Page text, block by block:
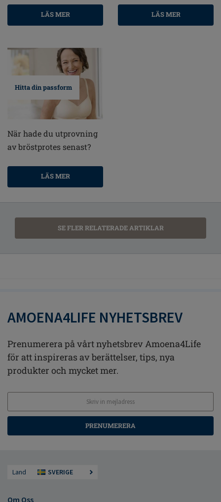
LÄS MER LÄS MER
Hitta din passform
När hade du utprovning
av bröstprotes senast?
LÄS MER
SE FLER RELATERADE ARTIKLAR
AMOENA4LIFE NYHETSBREV
Prenumerera på vårt nyhetsbrev Amoena4Life
för att inspireras av berättelser, tips, nya
produkter och mycket mer.
PRENUMERERA
Land SVERIGE
Om Oss